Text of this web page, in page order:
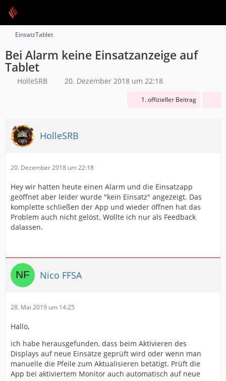
EinsatzTablet
Bei Alarm keine Einsatzanzeige auf
Tablet
HolleSRB 20. Dezember 2018 um 22:18
1. offizieller Beitrag
HolleSRB
20. Dezember 2018 um 22:18
Hey wir hatten heute einen Alarm und die Einsatzapp
geöffnet aber leider wurde "kein Einsatz" angezeigt. Das
komplette schließen der App und wieder öffnen hat das
Problem auch nicht gelöst. Wollte ich nur als Feedback
dalassen.
Nico FFSA
28. Mai 2019 um 14:25
Hallo,
ich habe herausgefunden, dass beim Aktivieren des
Displays auf neue Einsätze geprüft wird oder wenn man
manuelle die Pfeile zum Aktualisieren betätigt. Prüft die
App bei aktiviertem Monitor auch automatisch auf neue